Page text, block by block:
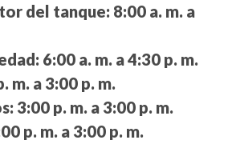
del tanque: 8:00 a. m. a
6:00 a. m. a 4:30 p. m.
m. a 3:00 p. m.
3:00 p. m. a 3:00 p. m.
p. m. a 3:00 p. m.